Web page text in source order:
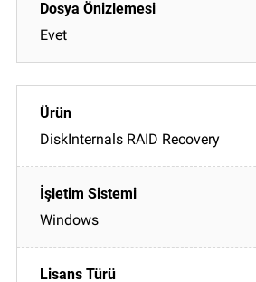
Evet
DiskInternals RAID Recovery
Windows